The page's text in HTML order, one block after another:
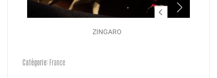
ZINGARO
Catégorie: France